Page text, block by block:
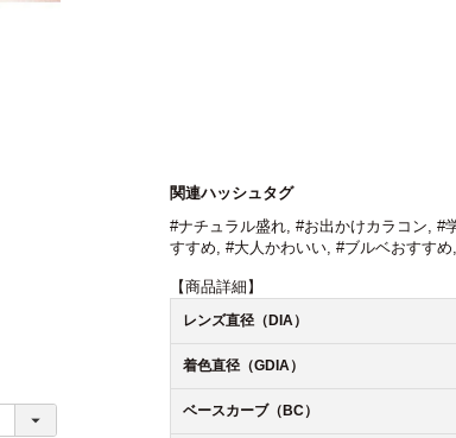
関連ハッシュタグ
#ナチュラル盛れ, #お出かけカラコン, #
すすめ, #大人かわいい, #ブルベおすすめ,
【商品詳細】
レンズ直径（DIA）
着色直径（GDIA）
ベースカーブ（BC）